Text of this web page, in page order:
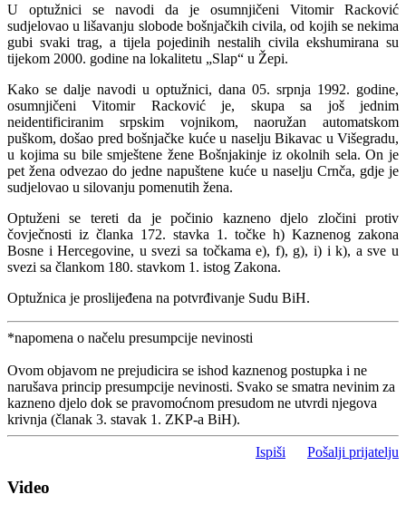
U optužnici se navodi da je osumnjičeni Vitomir Racković
sudjelovao u lišavanju slobode bošnjačkih civila, od kojih se nekima
gubi svaki trag, a tijela pojedinih nestalih civila ekshumirana su
tijekom 2000. godine na lokalitetu „Slap“ u Žepi.
Kako se dalje navodi u optužnici, dana 05. srpnja 1992. godine,
osumnjičeni Vitomir Racković je, skupa sa još jednim
neidentificiranim srpskim vojnikom, naoružan automatskom
puškom, došao pred bošnjačke kuće u naselju Bikavac u Višegradu,
u kojima su bile smještene žene Bošnjakinje iz okolnih sela. On je
pet žena odvezao do jedne napuštene kuće u naselju Crnča, gdje je
sudjelovao u silovanju pomenutih žena.
Optuženi se tereti da je počinio kazneno djelo zločini protiv
čovječnosti iz članka 172. stavka 1. točke h) Kaznenog zakona
Bosne i Hercegovine, u svezi sa točkama e), f), g), i) i k), a sve u
svezi sa člankom 180. stavkom 1. istog Zakona.
Optužnica je proslijeđena na potvrđivanje Sudu BiH.
*napomena o načelu presumpcije nevinosti
Ovom objavom ne prejudicira se ishod kaznenog postupka i ne
narušava princip presumpcije nevinosti. Svako se smatra nevinim za
kazneno djelo dok se pravomoćnom presudom ne utvrdi njegova
krivnja (članak 3. stavak 1. ZKP-a BiH).
Ispiši Pošalji prijatelju
Video